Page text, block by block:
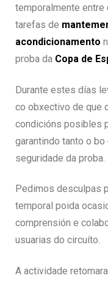
temporalmente entre
tarefas de
acondicionamento
proba da Copa de
Durante estes días
co obxectivo de que
condicións posibles
garantindo tanto o
seguridade da proba.
Pedimos desculpas
temporal poida
comprensión e
usuarias do circuíto.
A actividade